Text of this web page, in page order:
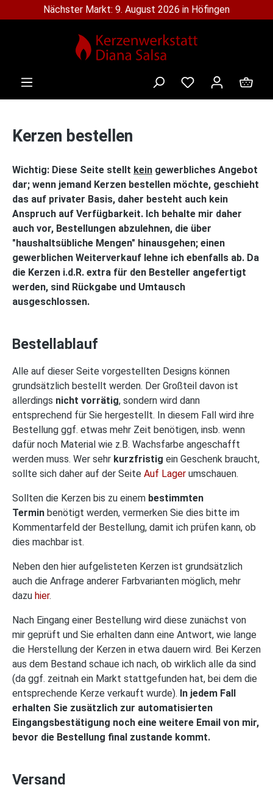
springenNächster Markt: 9. August 2026 in Höfingen
Kerzen bestellen
Wichtig: Diese Seite stellt kein gewerbliches Angebot
dar; wenn jemand Kerzen bestellen möchte, geschieht
das auf privater Basis, daher besteht auch kein
Anspruch auf Verfügbarkeit. Ich behalte mir daher
auch vor, Bestellungen abzulehnen, die über
"haushaltsübliche Mengen" hinausgehen; einen
gewerblichen Weiterverkauf lehne ich ebenfalls ab. Da
die Kerzen i.d.R. extra für den Besteller angefertigt
werden, sind Rückgabe und Umtausch
ausgeschlossen.
Bestellablauf
Alle auf dieser Seite vorgestellten Designs können
grundsätzlich bestellt werden. Der Großteil davon ist
allerdings nicht vorrätig, sondern wird dann
entsprechend für Sie hergestellt. In diesem Fall wird ihre
Bestellung ggf. etwas mehr Zeit benötigen, insb. wenn
dafür noch Material wie z.B. Wachsfarbe angeschafft
werden muss. Wer sehr kurzfristig ein Geschenk braucht,
sollte sich daher auf der Seite Auf Lager umschauen.
Sollten die Kerzen bis zu einem bestimmten
Termin benötigt werden, vermerken Sie dies bitte im
Kommentarfeld der Bestellung, damit ich prüfen kann, ob
dies machbar ist.
Neben den hier aufgelisteten Kerzen ist grundsätzlich
auch die Anfrage anderer Farbvarianten möglich, mehr
dazu hier.
Nach Eingang einer Bestellung wird diese zunächst von
mir geprüft und Sie erhalten dann eine Antwort, wie lange
die Herstellung der Kerzen in etwa dauern wird. Bei Kerzen
aus dem Bestand schaue ich nach, ob wirklich alle da sind
(da ggf. zeitnah ein Markt stattgefunden hat, bei dem die
entsprechende Kerze verkauft wurde). In jedem Fall
erhalten Sie zusätzlich zur automatisierten
Eingangsbestätigung noch eine weitere Email von mir,
bevor die Bestellung final zustande kommt.
Versand